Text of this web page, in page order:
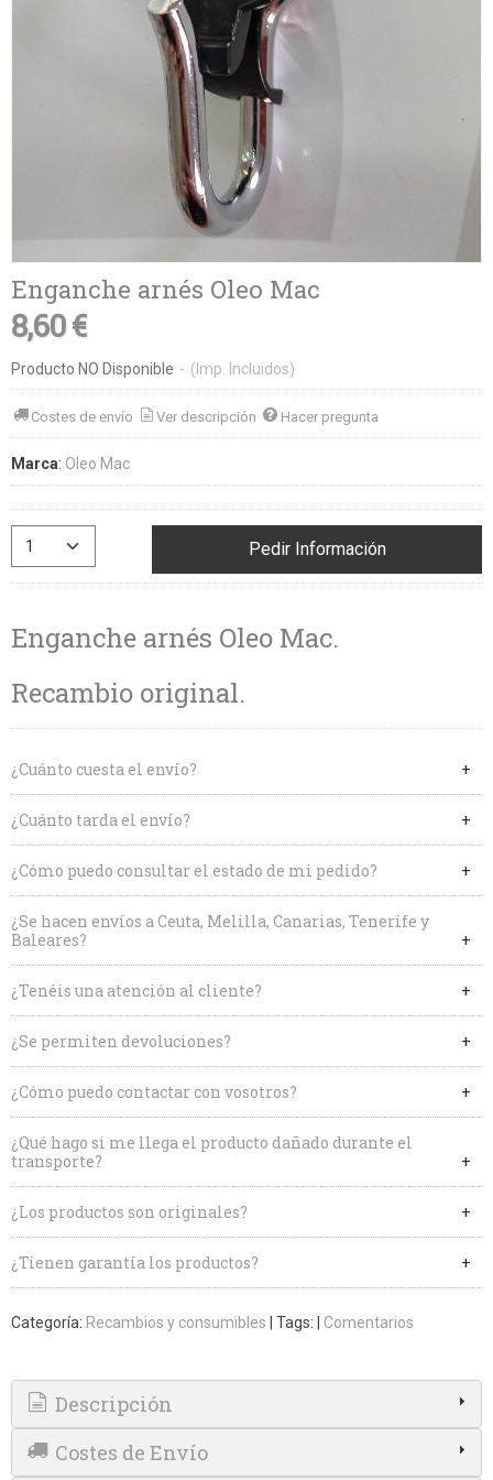
Enganche arnés Oleo Mac
8,60 €
Producto NO Disponible - (Imp. Incluidos)
Costes de envío Ver descripción Hacer pregunta
Marca: Oleo Mac
Pedir Información
Enganche arnés Oleo Mac.
Recambio original.
¿Cuánto cuesta el envío?
¿Cuánto tarda el envío?
¿Cómo puedo consultar el estado de mi pedido?
¿Se hacen envíos a Ceuta, Melilla, Canarias, Tenerife y
Baleares?
¿Tenéis una atención al cliente?
¿Se permiten devoluciones?
¿Cómo puedo contactar con vosotros?
¿Qué hago si me llega el producto dañado durante el
transporte?
¿Los productos son originales?
¿Tienen garantía los productos?
Categoría: Recambios y consumibles Tags: Comentarios
Descripción
Costes de Envío